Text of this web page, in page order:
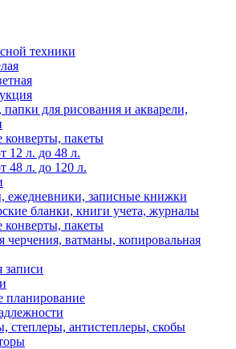
техники
для рисования и акварели,
конверты, пакеты
12 л. до 48 л.
48 л. до 120 л.
ежедневники, записные книжки
бланки, книги учета, журналы
конверты, пакеты
черчения, ватманы, копировальная
записи
планирование
степлеры, антистеплеры, скобы